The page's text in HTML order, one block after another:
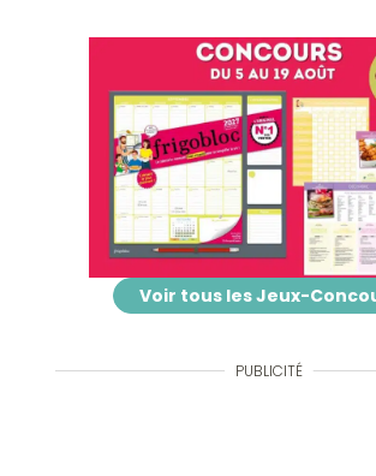
Voir tous les Jeux-
PUBLICITÉ